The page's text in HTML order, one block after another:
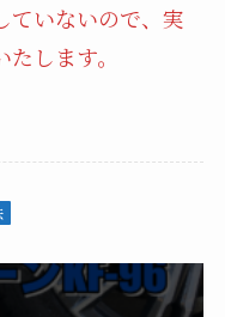
ていないので、実
します。